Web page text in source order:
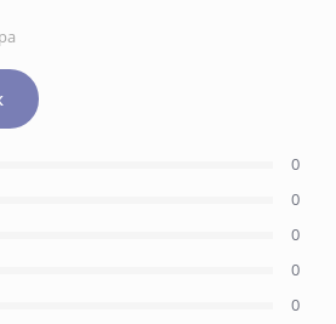
0
0
0
0
0